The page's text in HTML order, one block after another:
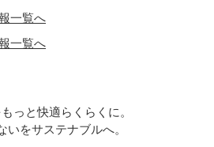
一覧へ
一覧へ
っと快適らくらくに。
いをサステナブルへ。